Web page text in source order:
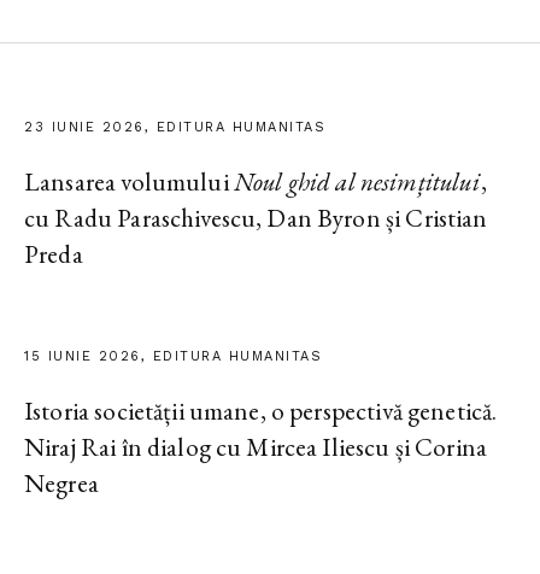
23 IUNIE 2026, EDITURA HUMANITAS
Lansarea volumuluiNoul ghid al nesimțitului,
cu Radu Paraschivescu, Dan Byron și Cristian
Preda
15 IUNIE 2026, EDITURA HUMANITAS
Istoria societății umane, o perspectivă genetică.
Niraj Rai în dialog cu Mircea Iliescu și Corina
Negrea